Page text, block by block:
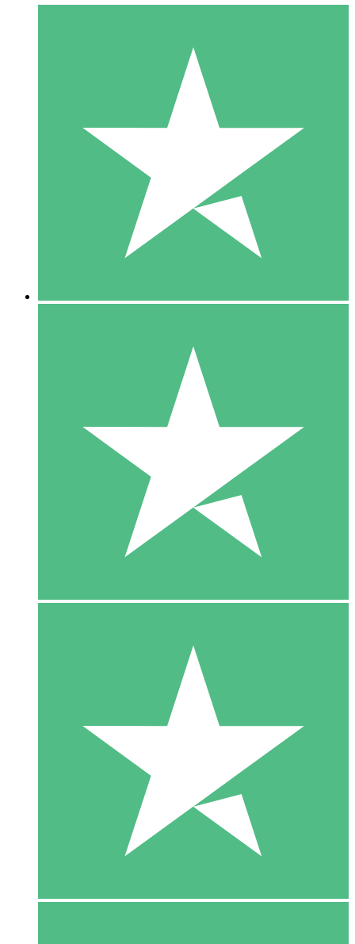
Individuelle Credit-Pakete
Zahlen Sie nach Bedarf mit Download-Credits. Keine
monatliche Verpflichtung erforderlich.
10 00
10 Downloads
20 00